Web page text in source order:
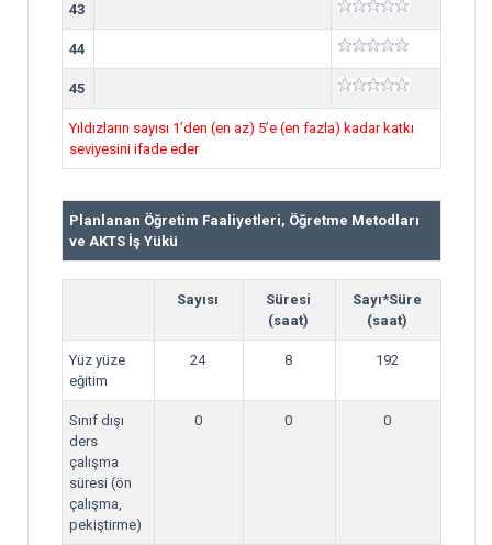
43
44
45
Yıldızların sayısı 1’den (en az) 5’e (en fazla) kadar katkı
seviyesini ifade eder
Planlanan Öğretim Faaliyetleri, Öğretme Metodları
ve AKTS İş Yükü
Sayısı
Süresi
(saat)
Sayı*Süre
(saat)
Yüz yüze
eğitim
24 8 192
Sınıf dışı
ders
çalışma
süresi (ön
çalışma,
pekiştirme)
0 0 0